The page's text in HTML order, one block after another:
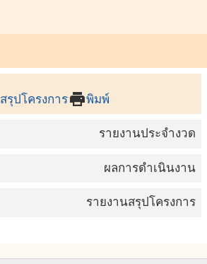
สรุปโครงการprintพิมพ์
รายงานประจำงวด
ผลการดำเนินงาน
รายงานสรุปโครงการ